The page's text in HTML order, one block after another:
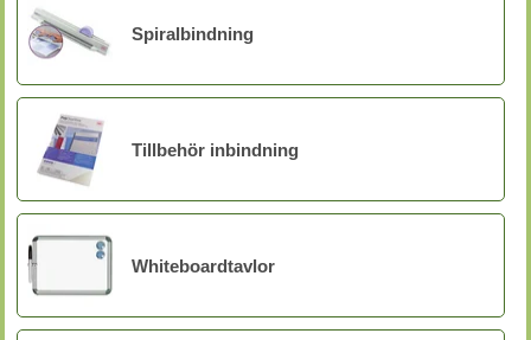
Spiralbindning
Tillbehör inbindning
Whiteboardtavlor